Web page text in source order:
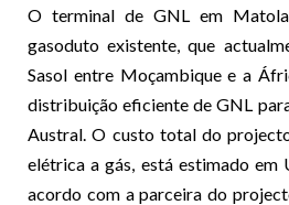
O terminal de GNL em
gasoduto existente, que
Sasol entre Moçambique e a
distribuição eficiente de GNL
Austral. O custo total do
elétrica a gás, está estimado em
acordo com a parceira do